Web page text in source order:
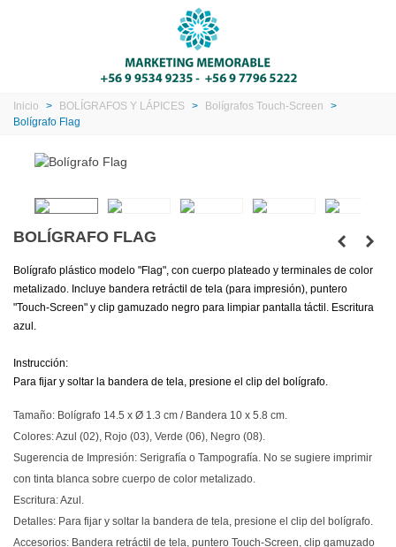
Inicio > BOLÍGRAFOS Y LÁPICES > Bolígrafos Touch-Screen
>
Bolígrafo Flag
BOLÍGRAFO FLAG
Bolígrafo plástico modelo "Flag", con cuerpo plateado y terminales de color
metalizado. Incluye bandera retráctil de tela (para impresión), puntero
"Touch-Screen" y clip gamuzado negro para limpiar pantalla táctil. Escritura
azul.
Instrucción:
Para fijar y soltar la bandera de tela, presione el clip del bolígrafo.
Tamaño: Bolígrafo 14.5 x Ø 1.3 cm / Bandera 10 x 5.8 cm.
Colores: Azul (02), Rojo (03), Verde (06), Negro (08).
Sugerencia de Impresión: Serigrafía o Tampografía. No se sugiere imprimir
con tinta blanca sobre cuerpo de color metalizado.
Escritura: Azul.
Detalles: Para fijar y soltar la bandera de tela, presione el clip del bolígrafo.
Accesorios: Bandera retráctil de tela, puntero Touch-Screen, clip gamuzado